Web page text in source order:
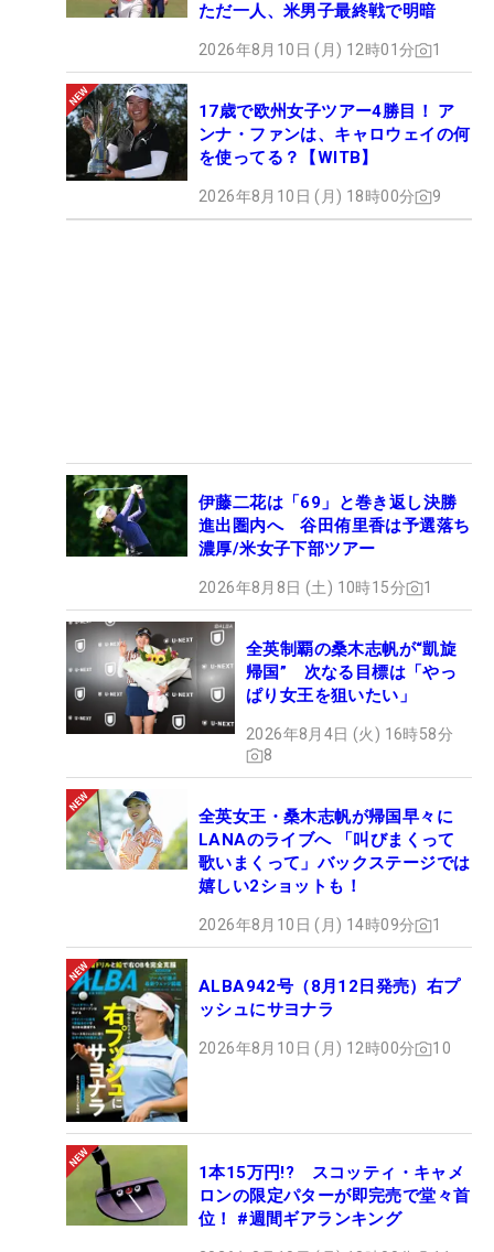
ただ一人、米男子最終戦で明暗
2026年8月10日 (月) 12時01分 1
17歳で欧州女子ツアー4勝目！ ア
ンナ・ファンは、キャロウェイの何
を使ってる？【WITB】
2026年8月10日 (月) 18時00分 9
伊藤二花は「69」と巻き返し決勝
進出圏内へ 谷田侑里香は予選落ち
濃厚/米女子下部ツアー
2026年8月8日 (土) 10時15分 1
全英制覇の桑木志帆が“凱旋
帰国” 次なる目標は「やっ
ぱり女王を狙いたい」
2026年8月4日 (火) 16時58分
8
全英女王・桑木志帆が帰国早々に
LANAのライブへ 「叫びまくって
歌いまくって」バックステージでは
嬉しい2ショットも！
2026年8月10日 (月) 14時09分 1
ALBA942号（8月12日発売）右プ
ッシュにサヨナラ
2026年8月10日 (月) 12時00分 10
1本15万円!? スコッティ・キャメ
ロンの限定パターが即完売で堂々首
位！ #週間ギアランキング